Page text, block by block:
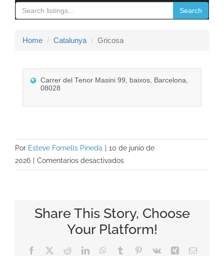
Contacto
navigation
Search
Home Catalunya Gricosa
Carrer del Tenor Masini 99, baixos, Barcelona,
08028
Por Esteve Fornells Pineda
10 de junio de
2026
Comentarios desactivadosen
Gricosa
Share This Story, Choose
Your Platform!
Facebook RedditLinkedInWhatsApp
Tumblr Pinterest
Vk Xing Correo